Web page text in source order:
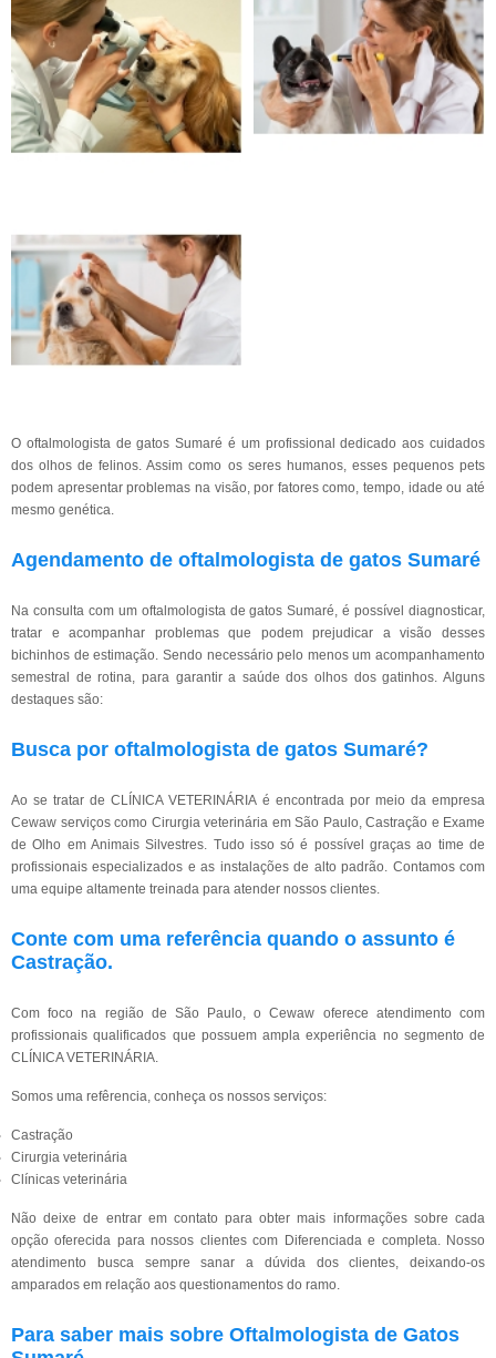
O oftalmologista de gatos Sumaré é um profissional dedicado aos cuidados
dos olhos de felinos. Assim como os seres humanos, esses pequenos pets
podem apresentar problemas na visão, por fatores como, tempo, idade ou até
mesmo genética.
Agendamento de oftalmologista de gatos Sumaré
Na consulta com um oftalmologista de gatos Sumaré, é possível diagnosticar,
tratar e acompanhar problemas que podem prejudicar a visão desses
bichinhos de estimação. Sendo necessário pelo menos um acompanhamento
semestral de rotina, para garantir a saúde dos olhos dos gatinhos. Alguns
destaques são:
Busca por oftalmologista de gatos Sumaré?
Ao se tratar de CLÍNICA VETERINÁRIA é encontrada por meio da empresa
Cewaw serviços como Cirurgia veterinária em São Paulo, Castração e Exame
de Olho em Animais Silvestres. Tudo isso só é possível graças ao time de
profissionais especializados e as instalações de alto padrão. Contamos com
uma equipe altamente treinada para atender nossos clientes.
Conte com uma referência quando o assunto é
Castração.
Com foco na região de São Paulo, o Cewaw oferece atendimento com
profissionais qualificados que possuem ampla experiência no segmento de
CLÍNICA VETERINÁRIA.
Somos uma refêrencia, conheça os nossos serviços:
Castração
Cirurgia veterinária
Clínicas veterinária
Não deixe de entrar em contato para obter mais informações sobre cada
opção oferecida para nossos clientes com Diferenciada e completa. Nosso
atendimento busca sempre sanar a dúvida dos clientes, deixando-os
amparados em relação aos questionamentos do ramo.
Para saber mais sobre Oftalmologista de Gatos